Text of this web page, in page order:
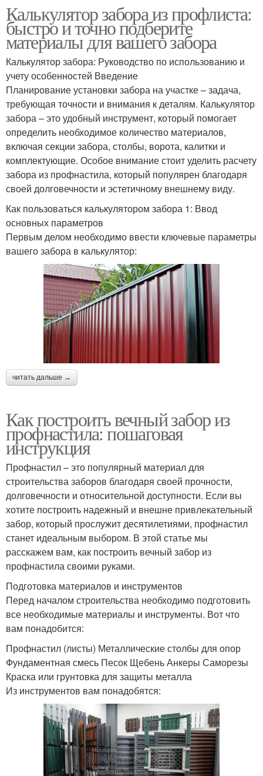
Калькулятор забора из профлиста:
быстро и точно подберите
материалы для вашего забора
Калькулятор забора: Руководство по использованию и
учету особенностей Введение
Планирование установки забора на участке – задача,
требующая точности и внимания к деталям. Калькулятор
забора – это удобный инструмент, который помогает
определить необходимое количество материалов,
включая секции забора, столбы, ворота, калитки и
комплектующие. Особое внимание стоит уделить расчету
забора из профнастила, который популярен благодаря
своей долговечности и эстетичному внешнему виду.
Как пользоваться калькулятором забора 1: Ввод
основных параметров
Первым делом необходимо ввести ключевые параметры
вашего забора в калькулятор:
читать дальше →
Как построить вечный забор из
профнастила: пошаговая
инструкция
Профнастил – это популярный материал для
строительства заборов благодаря своей прочности,
долговечности и относительной доступности. Если вы
хотите построить надежный и внешне привлекательный
забор, который прослужит десятилетиями, профнастил
станет идеальным выбором. В этой статье мы
расскажем вам, как построить вечный забор из
профнастила своими руками.
Подготовка материалов и инструментов
Перед началом строительства необходимо подготовить
все необходимые материалы и инструменты. Вот что
вам понадобится:
Профнастил (листы) Металлические столбы для опор
Фундаментная смесь Песок Щебень Анкеры Саморезы
Краска или грунтовка для защиты металла
Из инструментов вам понадобятся: